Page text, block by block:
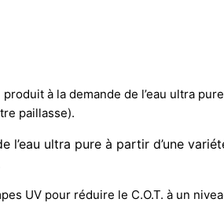
à la demande de l’eau ultra
paillasse).
l’eau ultra pure à partir d’une
UV pour réduire le C.O.T. à un